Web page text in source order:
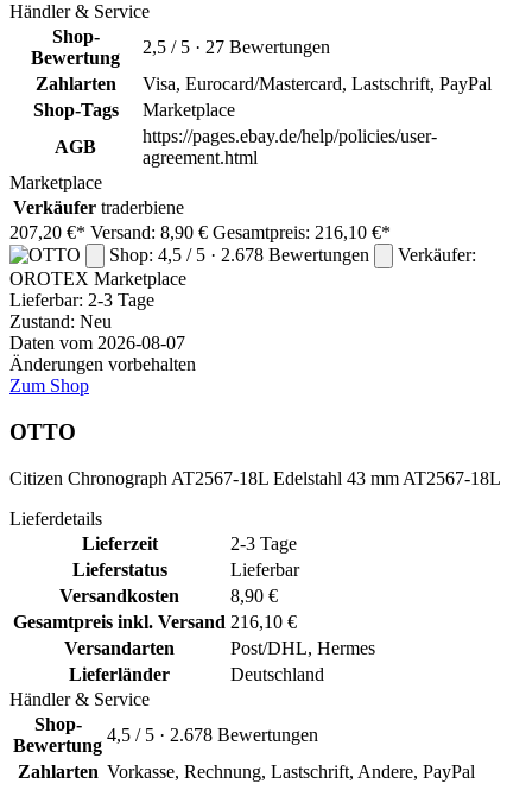
Händler & Service
Shop-
Bewertung
2,5 / 5 · 27 Bewertungen
Zahlarten
Visa, Eurocard/Mastercard, Lastschrift, PayPal
Shop-Tags
Marketplace
AGB
https://pages.ebay.de/help/policies/user-
agreement.html
Marketplace
Verkäufer traderbiene
207,20 €* Versand: 8,90 € Gesamtpreis: 216,10 €*
Shop: 4,5 / 5 · 2.678 Bewertungen
Verkäufer:
OROTEX Marketplace
Lieferbar: 2-3 Tage
Zustand: Neu
Daten vom 2026-08-07
Änderungen vorbehalten
Zum Shop
OTTO
Citizen Chronograph AT2567-18L Edelstahl 43 mm AT2567-18L
Lieferdetails
Lieferzeit
2-3 Tage
Lieferstatus
Lieferbar
Versandkosten
8,90 €
Gesamtpreis inkl. Versand 216,10 €
Versandarten
Post/DHL, Hermes
Lieferländer
Deutschland
Händler & Service
Shop-
Bewertung
4,5 / 5 · 2.678 Bewertungen
Zahlarten Vorkasse, Rechnung, Lastschrift, Andere, PayPal